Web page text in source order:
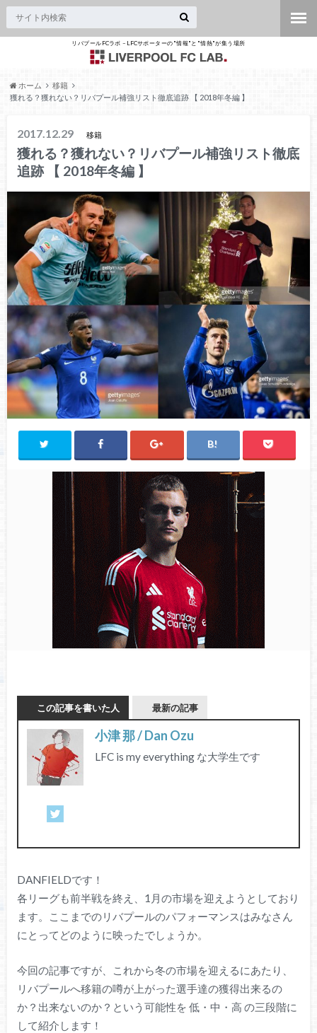
リバプールFCラボ – LFCサポーターの"情報"と"情熱"が集う場所
ホーム
移籍
獲れる？獲れない？リバプール補強リスト徹底追跡 【 2018年冬編 】
2017.12.29 移籍
獲れる？獲れない？リバプール補強リスト徹底
追跡 【 2018年冬編 】
この記事を書いた人 最新の記事
小津 那 / Dan Ozu
LFC is my everything な大学生です
DANFIELDです！
各リーグも前半戦を終え、1月の市場を迎えようとしており
ます。ここまでのリバプールのパフォーマンスはみなさん
にとってどのように映ったでしょうか。
今回の記事ですが、これから冬の市場を迎えるにあたり、
リバプールへ移籍の噂が上がった選手達の獲得出来るの
か？出来ないのか？という可能性を 低・中・高 の三段階に
して紹介します！